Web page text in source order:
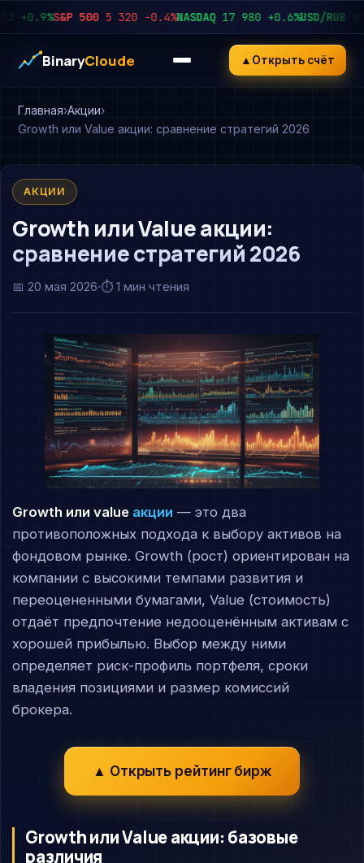
S&P 500 5 320 −0.4%NASDAQ 17 980 +0.6%USD/RUB 92.45
BinaryCloude ▲ Открыть счёт
Главная Акции
Growth или Value акции: сравнение стратегий 2026
АКЦИИ
Growth или Value акции:
сравнение стратегий 2026
📅20 мая 2026·⏱ 1 мин чтения
Growth или value акции — это два
противоположных подхода к выбору активов на
фондовом рынке. Growth (рост) ориентирован на
компании с высокими темпами развития и
переоцененными бумагами, Value (стоимость)
отдаёт предпочтение недооценённым активам с
хорошей прибылью. Выбор между ними
определяет риск-профиль портфеля, сроки
владения позициями и размер комиссий
брокера.
▲ Открыть рейтинг бирж
Growth или Value акции: базовые
различия